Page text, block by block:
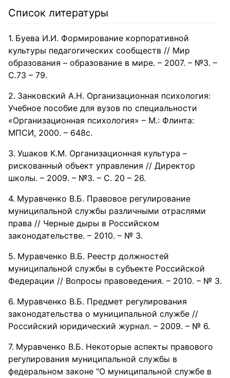
Список литературы
Буева И.И. Формирование корпоративной
культуры педагогических сообществ // Мир
образования – образование в мире. – 2007. – №3. –
С.73 – 79.
Занковский А.Н. Организационная психология:
Учебное пособие для вузов по специальности
«Организационная психология» – М.: Флинта:
МПСИ, 2000. – 648с.
Ушаков К.М. Организационная культура –
рискованный объект управления // Директор
школы. – 2009. – №3. – С. 20 – 26.
Муравченко В.Б. Правовое регулирование
муниципальной службы различными отраслями
права // Черные дыры в Российском
законодательстве. – 2010. – № 3.
Муравченко В.Б. Реестр должностей
муниципальной службы в субъекте Российской
Федерации // Вопросы правоведения. – 2010. – № 3.
Муравченко В.Б. Предмет регулирования
законодательства о муниципальной службе //
Российский юридический журнал. – 2009. – № 6.
Муравченко В.Б. Некоторые аспекты правового
регулирования муниципальной службы в
федеральном законе "О муниципальной службе в